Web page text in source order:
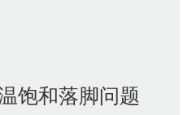
饱和落脚问题